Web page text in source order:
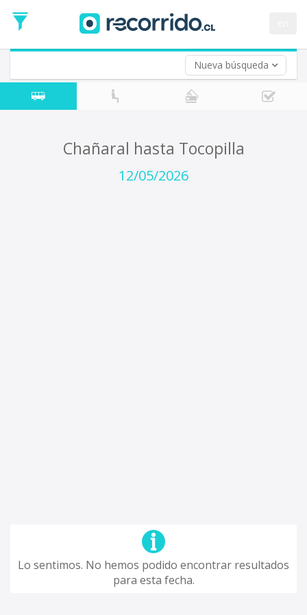
Nueva búsqueda
de
Ida
Vuelta (opcional)
Fecha
de
Chañaral hasta Tocopilla
12/05/2026
Lo sentimos. No hemos podido encontrar resultados
para esta fecha.